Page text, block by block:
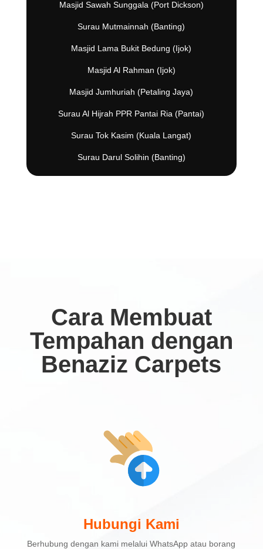
Masjid Sawah Sunggala (Port Dickson)
Surau Mutmainnah (Banting)
Masjid Lama Bukit Bedung (Ijok)
Masjid Al Rahman (Ijok)
Masjid Jumhuriah (Petaling Jaya)
Surau Al Hijrah PPR Pantai Ria (Pantai)
Surau Tok Kasim (Kuala Langat)
Surau Darul Solihin (Banting)
Cara Membuat
Tempahan dengan
Benaziz Carpets
Hubungi Kami
Berhubung dengan kami melalui WhatsApp atau borang